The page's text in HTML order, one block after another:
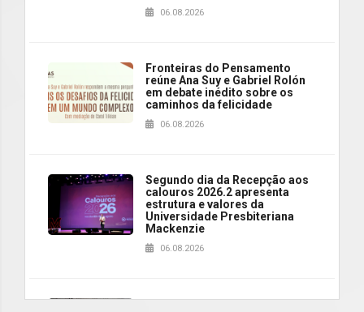
06.08.2026
Fronteiras do Pensamento
reúne Ana Suy e Gabriel Rolón
em debate inédito sobre os
caminhos da felicidade
06.08.2026
Segundo dia da Recepção aos
calouros 2026.2 apresenta
estrutura e valores da
Universidade Presbiteriana
Mackenzie
06.08.2026